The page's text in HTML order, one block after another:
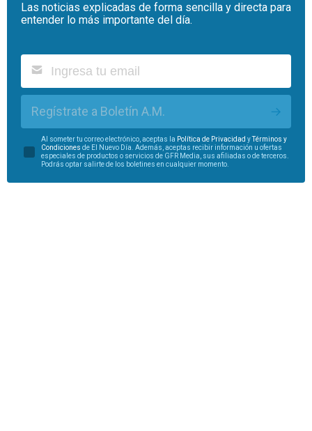
Las noticias explicadas de forma sencilla y directa para
entender lo más importante del día.
Regístrate a Boletín A.M.
Al someter tu correo electrónico, aceptas la Política de Privacidad yTérminos y
Condiciones de El Nuevo Día. Además, aceptas recibir información u ofertas
especiales de productos o servicios de GFR Media, sus afiliadas o de terceros.
Podrás optar salirte de los boletines en cualquier momento.